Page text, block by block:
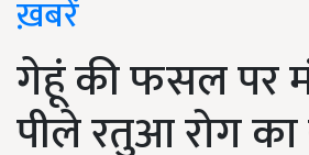
ख़बरें
गेहूं की फसल पर
पीले रतुआ रोग